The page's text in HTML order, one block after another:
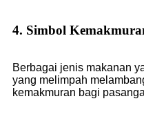
4. Simbol
Berbagai jenis makanan
yang melimpah
kemakmuran bagi